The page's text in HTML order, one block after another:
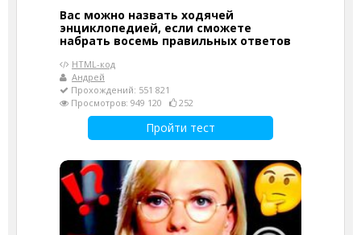
Вас можно назвать ходячей
энциклопедией, если сможете
набрать восемь правильных ответов
HTML-код
Андрей
Прохождений: 551 821
Просмотров: 949 120
252
Пройти тест